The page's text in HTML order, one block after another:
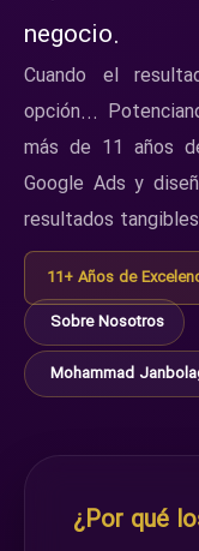
negocio.
Cuando el
opción...
más de 11 años
Google Ads y
resultados
11+ Años de
Sobre Nosotros
Mohammad
¿Por qué